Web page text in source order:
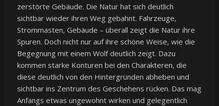
zerstörte Gebäude. Die Natur hat sich deutlich
sichtbar wieder ihren Weg gebahnt. Fahrzeuge,
Strommasten, Gebäude – überall zeigt die Natur ihre
Spuren. Doch nicht nur auf ihre schöne Weise, wie die
Begegnung mit einem Wolf deutlich zeigt. Dazu
kommen starke Konturen bei den Charakteren, die
diese deutlich von den Hintergründen abheben und
sichtbar ins Zentrum des Geschehens rücken. Das mag
Anfangs etwas ungewohnt wirken und gelegentlich